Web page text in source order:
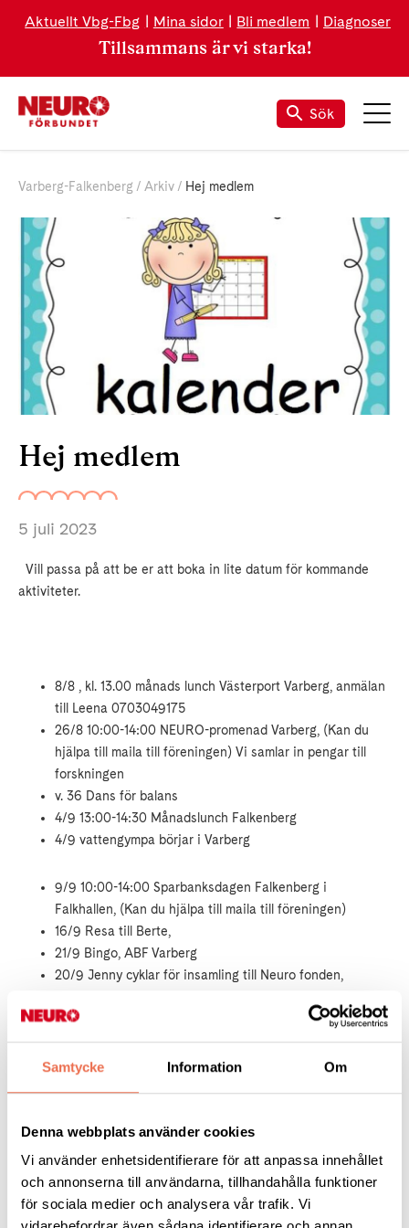
Samtycke Information Om
Denna webbplats använder cookies
Vi använder enhetsidentifierare för att anpassa innehållet
och annonserna till användarna, tillhandahålla funktioner
för sociala medier och analysera vår trafik. Vi
Aktuellt Vbg-Fbg Mina sidor Bli medlem Diagnoser
Tillsammans är vi starka!
Sök
Varberg-Falkenberg Arkiv Hej medlem
Hej medlem
5 juli 2023
Vill passa på att be er att boka in lite datum för kommande
aktiviteter.
8/8 , kl. 13.00 månads lunch Västerport Varberg, anmälan
till Leena 0703049175
26/8 10:00-14:00 NEURO-promenad Varberg, (Kan du
hjälpa till maila till föreningen) Vi samlar in pengar till
forskningen
v. 36 Dans för balans
4/9 13:00-14:30 Månadslunch Falkenberg
4/9 vattengympa börjar i Varberg
9/9 10:00-14:00 Sparbanksdagen Falkenberg i
Falkhallen, (Kan du hjälpa till maila till föreningen)
16/9 Resa till Berte,
21/9 Bingo, ABF Varberg
20/9 Jenny cyklar för insamling till Neuro fonden,
30/9 10:00 Curling/pilkastning Varberg
3/10 Månadslunch Varberg, Zupperian
7/10 NEURO-dagen. 11:00-15:00 Varberg, Louise Hoffsen
föreningen)
28/10 13:00 Curling/pilkastning Varberg
7/11 Månadslunch Falkenberg, Hamnkrogen
23/11 Bingo, ABF Varberg
25/11 Mattcurling och pilkastning, ABF Varberg